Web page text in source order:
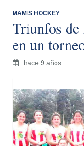
MAMIS HOCKEY
Triunfos
en un
hace 9 años